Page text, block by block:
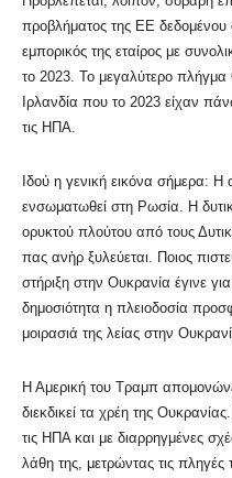
προβλήματος της ΕΕ δεδομένου
εμπορικός της εταίρος με
το 2023. Το μεγαλύτερο πλήγμα
Ιρλανδία που το 2023 είχαν
τις ΗΠΑ.
Ιδού η γενική εικόνα σήμερα: H
ενσωματωθεί στη Ρωσία. Η
ορυκτού πλούτου από τους
πας ανὴρ ξυλεύεται. Ποιος
στήριξη στην Ουκρανία έγινε
δημοσιότητα η πλειοδοσία
μοιρασιά της λείας στην
Η Αμερική του Τραμπ
διεκδικεί τα χρέη της
τις ΗΠΑ και με διαρρηγμένες
λάθη της, μετρώντας τις